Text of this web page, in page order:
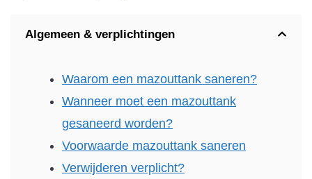
Algemeen & verplichtingen
Waarom een mazouttank saneren?
Wanneer moet een mazouttank
gesaneerd worden?
Voorwaarde mazouttank saneren
Verwijderen verplicht?